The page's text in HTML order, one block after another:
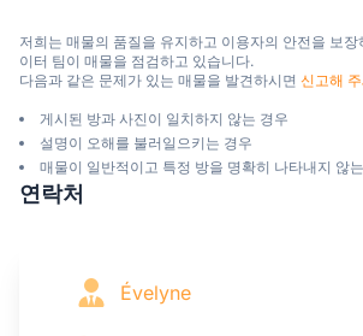
저희는 매물의 품질을 유지하고 이용자의 안전을 보
이터 팀이 매물을 점검하고 있습니다.
다음과 같은 문제가 있는 매물을 발견하시면 신고해
게시된 방과 사진이 일치하지 않는 경우
설명이 오해를 불러일으키는 경우
매물이 일반적이고 특정 방을 명확히 나타내지 않
연락처
Évelyne